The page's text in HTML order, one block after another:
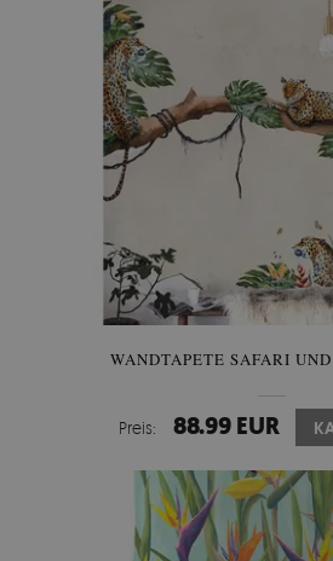
WANDTAPETE SAFARI
Preis: 88.99 EUR